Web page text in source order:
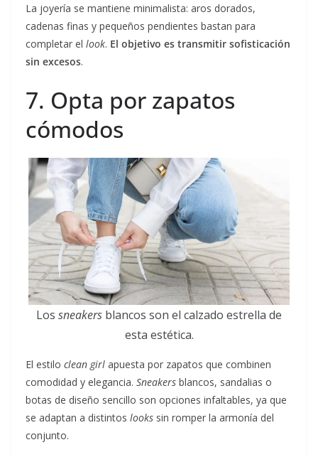
La joyería se mantiene minimalista: aros dorados,
cadenas finas y pequeños pendientes bastan para
completar el look. El objetivo es transmitir sofisticación
sin excesos.
7. Opta por zapatos
cómodos
Los sneakers blancos son el calzado estrella de
esta estética.
El estilo clean girl apuesta por zapatos que combinen
comodidad y elegancia. Sneakers blancos, sandalias o
botas de diseño sencillo son opciones infaltables, ya que
se adaptan a distintos looks sin romper la armonía del
conjunto.